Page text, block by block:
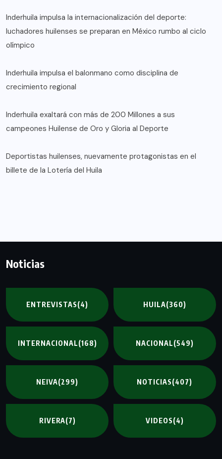
Inderhuila impulsa la internacionalización del deporte:
luchadores huilenses se preparan en México rumbo al ciclo
olímpico
Inderhuila impulsa el balonmano como disciplina de
crecimiento regional
Inderhuila exaltará con más de 200 Millones a sus
campeones Huilense de Oro y Gloria al Deporte
Deportistas huilenses, nuevamente protagonistas en el
billete de la Lotería del Huila
Noticias
ENTREVISTAS(4) HUILA(360)
INTERNACIONAL(168) NACIONAL(549)
NEIVA(299) NOTICIAS(407)
RIVERA(7) VIDEOS(4)